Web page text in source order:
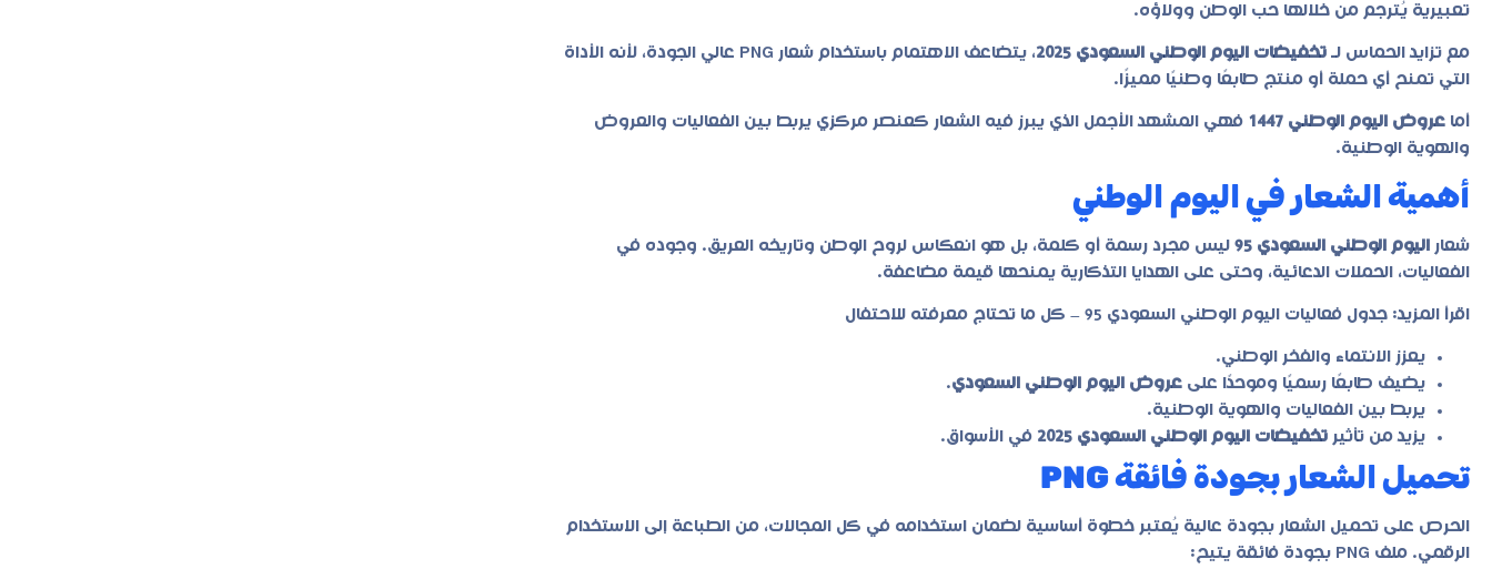
تعبيرية يُترجم من خلالها حب الوطن وولاؤه.
مع تزايد الحماس لـ تخفيضات اليوم الوطني السعودي 2025
، يتضاعف الاهتمام باستخدام شعار PNG عالي الجودة، لأنه الأداة
التي تمنح أي حملة أو منتج طابعًا وطنيًا مميزًا.
أما عروض اليوم الوطني 1447
فهي المشهد الأجمل الذي يبرز فيه الشعار كعنصر مركزي يربط بين الفعاليات والعروض
والهوية الوطنية.
أهمية الشعار في اليوم الوطني
شعار اليوم الوطني السعودي 95
ليس مجرد رسمة أو كلمة، بل هو انعكاس لروح الوطن وتاريخه العريق. وجوده في
الفعاليات، الحملات الدعائية، وحتى على الهدايا التذكارية يمنحها قيمة مضاعفة.
اقرأ المزيد: جدول فعاليات اليوم الوطني السعودي 95 – كل ما تحتاج معرفته للاحتفال
يعزز الانتماء والفخر الوطني.
يضيف طابعًا رسميًا وموحدًا على عروض اليوم الوطني السعودي.
يربط بين الفعاليات والهوية الوطنية.
يزيد من تأثير تخفيضات اليوم الوطني السعودي 2025 في الأسواق.
تحميل الشعار بجودة فائقة PNG
الحرص على تحميل الشعار بجودة عالية يُعتبر خطوة أساسية لضمان استخدامه في كل المجالات، من الطباعة إلى الاستخدام
الرقمي. ملف PNG بجودة فائقة يتيح: